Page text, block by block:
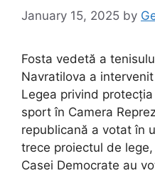
January 15, 2025 by
Fosta vedetă a
Navratilova a
Legea privind
sport în Camera
republicană a votat în
trece proiectul de
Casei Democrate au